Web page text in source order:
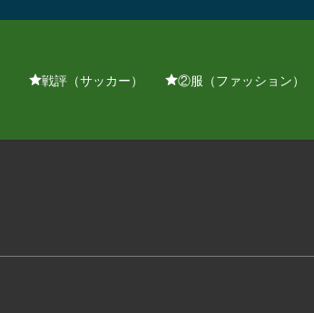
戦評（サッカー） ②服（ファッション）